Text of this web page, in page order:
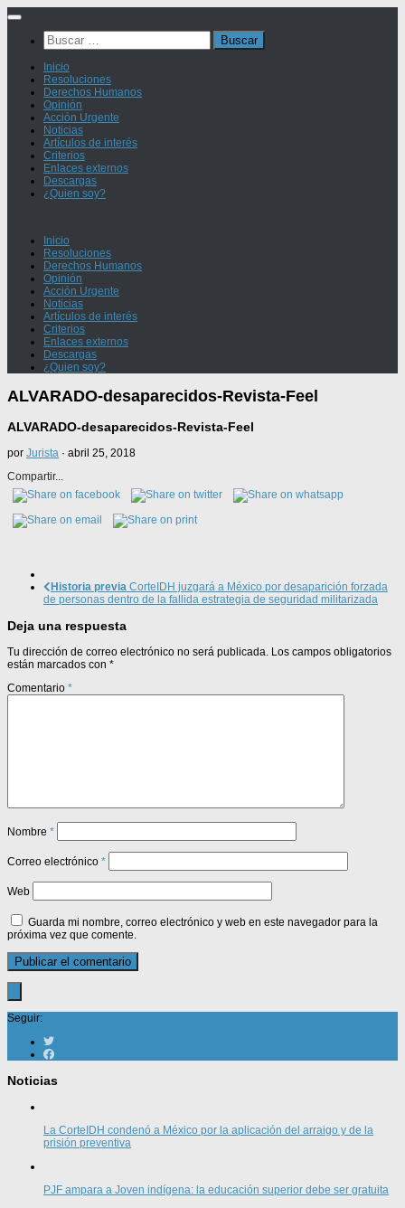
Saltar
contenidoBuscar:
Inicio
Resoluciones
Derechos Humanos
Opinión
Acción Urgente
Noticias
Artículos de interés
Criterios
Enlaces externos
Descargas
¿Quien soy?
Inicio
Resoluciones
Derechos Humanos
Opinión
Acción Urgente
Noticias
Artículos de interés
Criterios
Enlaces externos
Descargas
¿Quien soy?
ALVARADO-desaparecidos-Revista-Feel
ALVARADO-desaparecidos-Revista-Feel
por Jurista · abril 25, 2018
Compartir...
Historia previa CorteIDH juzgará a México por desaparición forzada
de personas dentro de la fallida estrategia de seguridad militarizada
Deja una respuesta
Tu dirección de correo electrónico no será publicada. Los campos obligatorios
están marcados con *
Comentario *
Nombre *
Correo electrónico *
Web
Guarda mi nombre, correo electrónico y web en este navegador para la
próxima vez que comente.
Seguir:
Noticias
La CorteIDH condenó a México por la aplicación del arraigo y de la
prisión preventiva
PJF ampara a Joven indígena: la educación superior debe ser gratuita